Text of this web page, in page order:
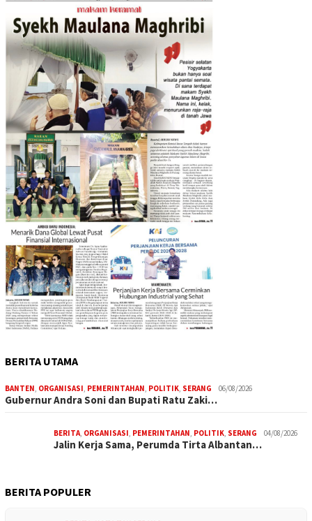
BERITA UTAMA
BANTEN, ORGANISASI, PEMERINTAHAN, POLITIK, SERANG 06/08/2026
Gubernur Andra Soni dan Bupati Ratu Zaki…
BERITA, ORGANISASI, PEMERINTAHAN, POLITIK, SERANG 04/08/2026
Jalin Kerja Sama, Perumda Tirta Albantan…
BERITA POPULER